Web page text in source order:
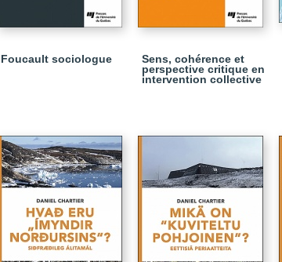
Foucault sociologue
Sens, cohérence et
perspective critique en
intervention collective